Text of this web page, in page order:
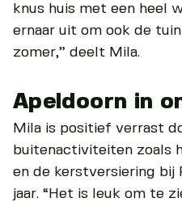
knus huis met een heel
ernaar uit om ook de
zomer,” deelt Mila.
Apeldoorn in
Mila is positief verrast
buitenactiviteiten zoals
en de kerstversiering bij
jaar. “Het is leuk om te